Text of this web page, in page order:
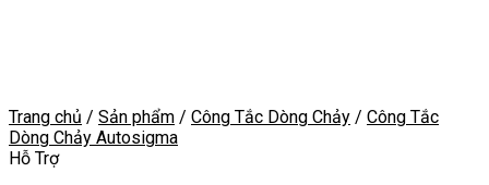
Trang chủ / Sản phẩm / Công Tắc Dòng Chảy / Công Tắc
Dòng Chảy Autosigma
Hỗ Trợ